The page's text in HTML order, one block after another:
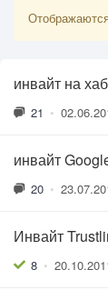
инвайт на
21 •
инвайт
20 •
Инвайт
8 •